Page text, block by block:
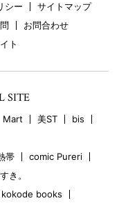
シー
サイトマップ
お問合わせ
ト
SITE
Mart 美ST
bis
帯
comic Pureri
き。
kokode books